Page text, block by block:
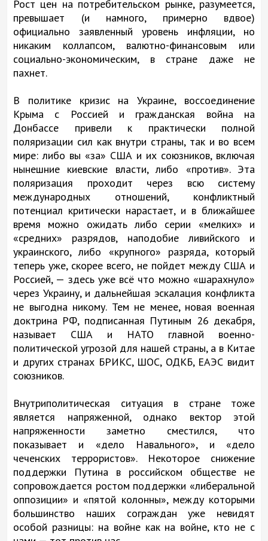
Рост цен на потребительском рынке, разумеется,
превышает (и намного, примерно вдвое)
официально заявленный уровень инфляции, но
никаким коллапсом, валютно-финансовым или
социально-экономическим, в стране даже не
пахнет.
В политике кризис на Украине, воссоединение
Крыма с Россией и гражданская война на
Донбассе привели к практически полной
поляризации сил как внутри страны, так и во всем
мире: либо вы «за» США и их союзников, включая
нынешние киевские власти, либо «против». Эта
поляризация проходит через всю систему
международных отношений, конфликтный
потенциал критически нарастает, и в ближайшее
время можно ожидать либо серии «мелких» и
«средних» разрядов, наподобие ливийского и
украинского, либо «крупного» разряда, который
теперь уже, скорее всего, не пойдет между США и
Россией, — здесь уже всё что можно «шарахнуло»
через Украину, и дальнейшая эскалация конфликта
не выгодна никому. Тем не менее, новая военная
доктрина РФ, подписанная Путиным 26 декабря,
называет США и НАТО главной военно-
политической угрозой для нашей страны, а в Китае
и других странах БРИКС, ШОС, ОДКБ, ЕАЭС видит
союзников.
Внутриполитическая ситуация в стране тоже
является напряженной, однако вектор этой
напряженности заметно сместился, что
показывает и «дело Навального», и «дело
чеченских террористов». Некоторое снижение
поддержки Путина в российском обществе не
сопровождается ростом поддержки «либеральной
оппозиции» и «пятой колонны», между которыми
большинство наших сограждан уже невидят
особой разницы: на войне как на войне, кто не с